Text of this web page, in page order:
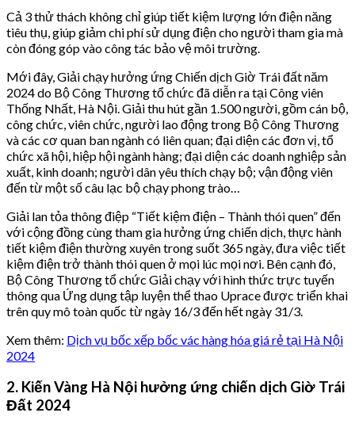
Cả 3 thử thách không chỉ giúp tiết kiệm lượng lớn điện năng
tiêu thụ, giúp giảm chi phí sử dụng điện cho người tham gia mà
còn đóng góp vào công tác bảo vệ môi trường.
Mới đây, Giải chạy hưởng ứng Chiến dịch Giờ Trái đất năm
2024 do Bộ Công Thương tổ chức đã diễn ra tại Công viên
Thống Nhất, Hà Nội. Giải thu hút gần 1.500 người, gồm cán bộ,
công chức, viên chức, người lao động trong Bộ Công Thương
và các cơ quan ban ngành có liên quan; đại diện các đơn vị, tổ
chức xã hội, hiệp hội ngành hàng; đại diện các doanh nghiệp sản
xuất, kinh doanh; người dân yêu thích chạy bộ; vận động viên
đến từ một số câu lạc bộ chạy phong trào…
Giải lan tỏa thông điệp “Tiết kiệm điện – Thành thói quen” đến
với cộng đồng cùng tham gia hưởng ứng chiến dịch, thực hành
tiết kiệm điện thường xuyên trong suốt 365 ngày, đưa việc tiết
kiệm điện trở thành thói quen ở mọi lúc mọi nơi. Bên cạnh đó,
Bộ Công Thương tổ chức Giải chạy với hình thức trực tuyến
thông qua Ứng dụng tập luyện thể thao Uprace được triển khai
trên quy mô toàn quốc từ ngày 16/3 đến hết ngày 31/3.
Xem thêm: Dịch vụ bốc xếp bốc vác hàng hóa giá rẻ tại Hà Nội
2024
2. Kiến Vàng Hà Nội hưởng ứng chiến dịch Giờ Trái
Đất 2024